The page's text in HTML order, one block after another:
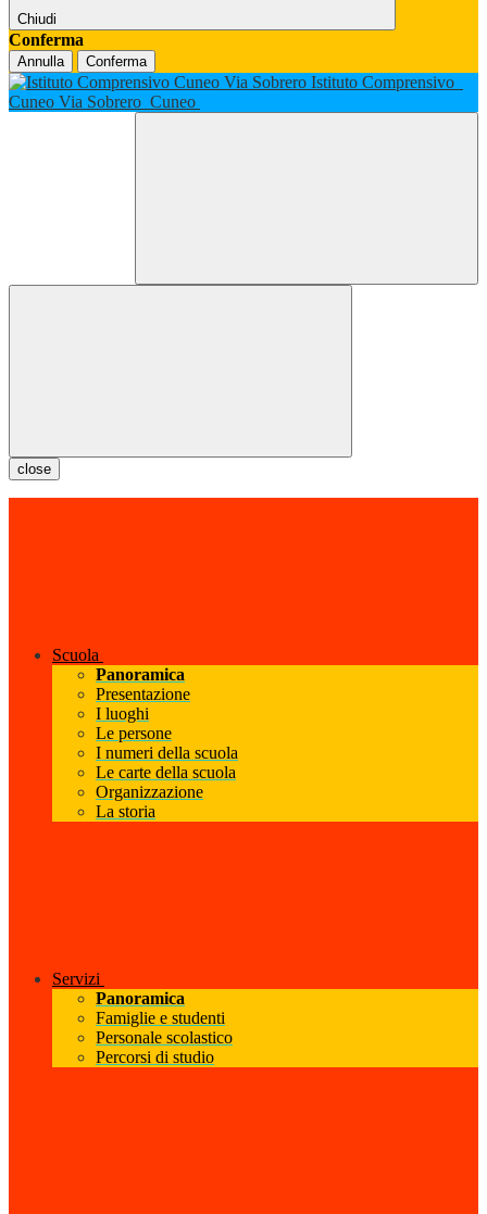
Chiudi
Conferma
Annulla Conferma
Istituto Comprensivo
Cuneo Via Sobrero Cuneo
close
Scuola
Panoramica
Presentazione
I luoghi
Le persone
I numeri della scuola
Le carte della scuola
Organizzazione
La storia
Servizi
Panoramica
Famiglie e studenti
Personale scolastico
Percorsi di studio